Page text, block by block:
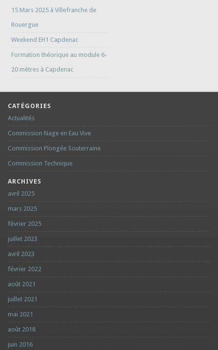
15 Mars 2025 à Villefranche de
Rouergue
Weekend EH1 Capdenac
Formation théorique au module 6-
20 mètres à Capdenac
CATÉGORIES
Actualités
Commission Nage en Eau Vive
Commission Plongée Souterraine
Commission Technique
ARCHIVES
avril 2025
mars 2025
février 2025
juillet 2023
avril 2023
février 2022
août 2021
juillet 2021
mai 2021
août 2018
juin 2016